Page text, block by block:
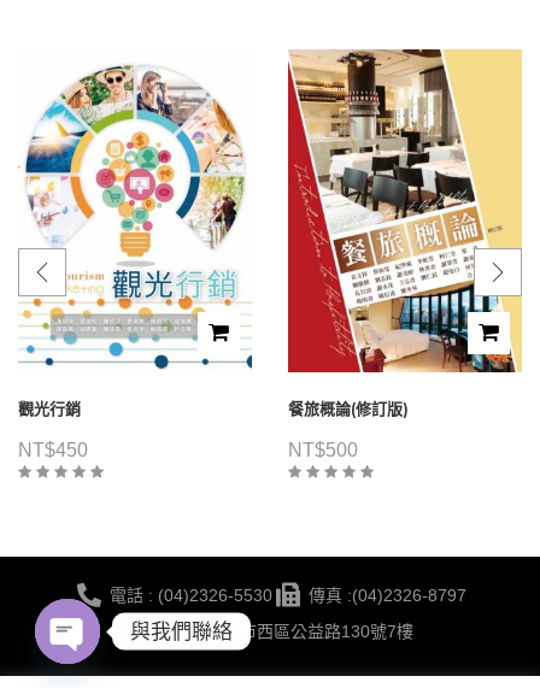
觀光行銷
NT$450
餐旅概論(修訂版)
NT$500
電話 : (04)2326-5530
傳真 :(04)2326-8797
地點 :台中市西區公益路130號7樓
與我們聯絡
Open